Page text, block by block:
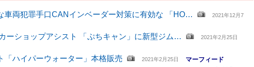
車両犯罪手口CANインベーダー対策に有効な 「HO… 2021年12月7
ーショップアシスト 「ぷちキャン」に新型ジム… 2021年2月25日
「ハイパーウォーター」本格販売 2021年2月25日
マーフィード